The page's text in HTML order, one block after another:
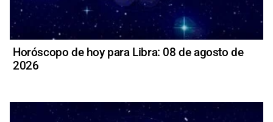
Horóscopo de hoy para Libra: 08 de agosto de
2026